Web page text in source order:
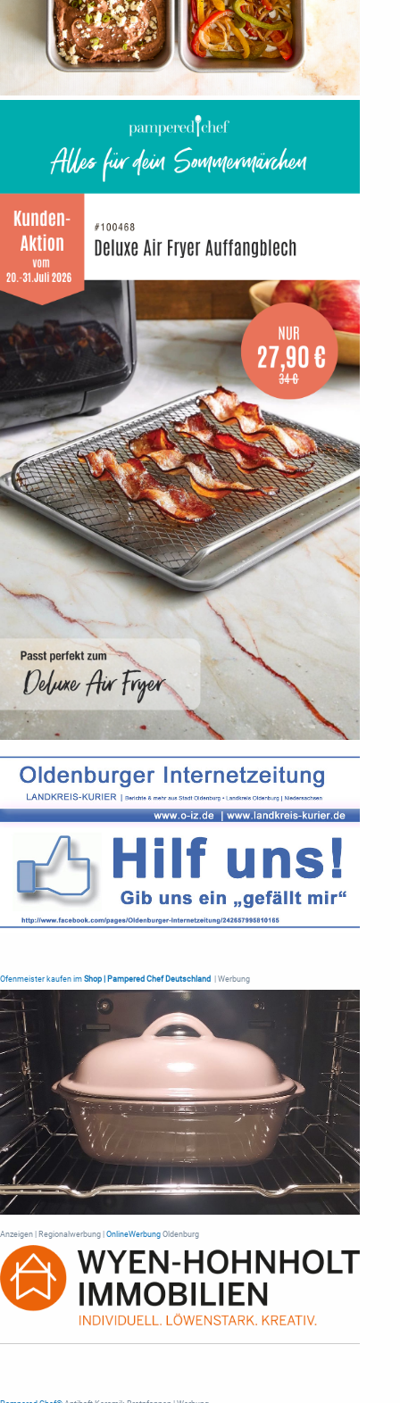
Ofenmeister kaufen im Shop | Pampered Chef Deutschland | Werbung
Anzeigen | Regionalwerbung | OnlineWerbung Oldenburg